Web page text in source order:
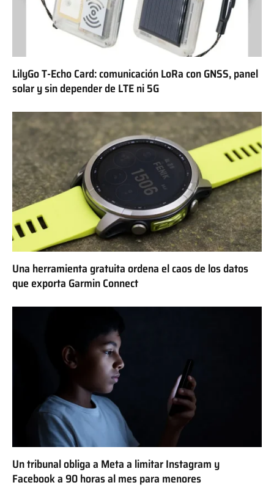
LilyGo T-Echo Card: comunicación LoRa con GNSS, panel
solar y sin depender de LTE ni 5G
Una herramienta gratuita ordena el caos de los datos
que exporta Garmin Connect
Un tribunal obliga a Meta a limitar Instagram y
Facebook a 90 horas al mes para menores